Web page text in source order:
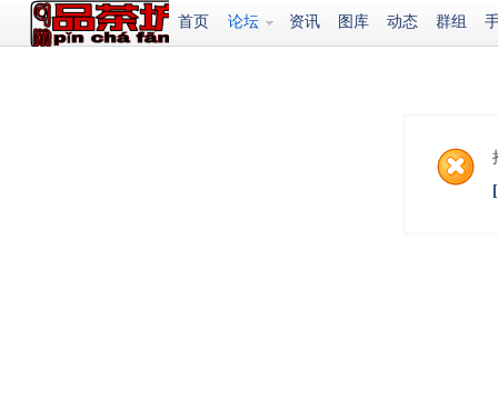
首页 论坛 资讯 图库 动态 群组